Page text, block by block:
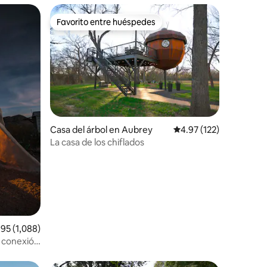
promedio: 4.95 de 5, 1,088 reseñas
(1,088)
conexión
Favorito entre huéspedes
Favorito entre huéspedes
Casa del árbol en Aubrey Calificación promedio:
4.97 (122)
La casa de los chiflados